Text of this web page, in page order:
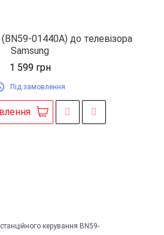
01440A) до телевізора
Samsung
1 599грн
Під замовлення